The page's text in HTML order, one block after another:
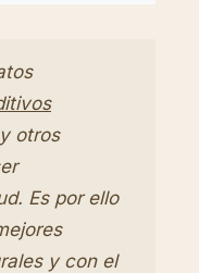
otros
Es por ello
y con el